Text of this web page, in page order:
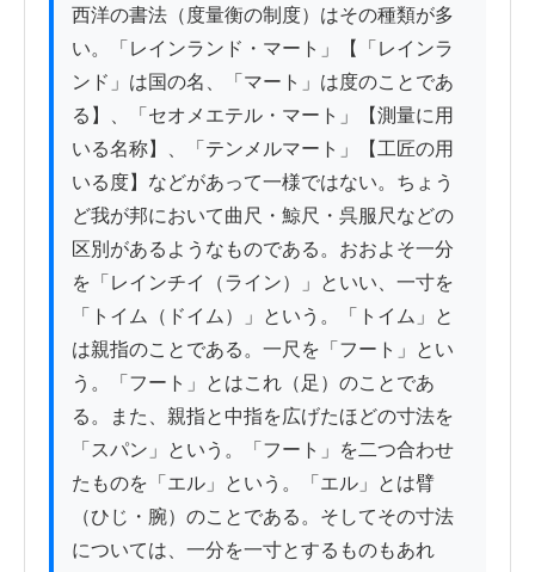
西洋の書法（度量衡の制度）はその種類が多
い。「レインランド・マート」【「レインラ
ンド」は国の名、「マート」は度のことであ
る】、「セオメエテル・マート」【測量に用
いる名称】、「テンメルマート」【工匠の用
いる度】などがあって一様ではない。ちょう
ど我が邦において曲尺・鯨尺・呉服尺などの
区別があるようなものである。おおよそ一分
を「レインチイ（ライン）」といい、一寸を
「トイム（ドイム）」という。「トイム」と
は親指のことである。一尺を「フート」とい
う。「フート」とはこれ（足）のことであ
る。また、親指と中指を広げたほどの寸法を
「スパン」という。「フート」を二つ合わせ
たものを「エル」という。「エル」とは臂
（ひじ・腕）のことである。そしてその寸法
については、一分を一寸とするものもあれ